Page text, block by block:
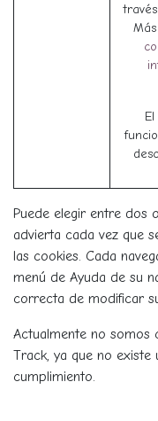
Puede elegir entre dos
advierta cada vez que
las cookies. Cada
menú de Ayuda de su
correcta de modificar
Actualmente no somos
Track, ya que no
cumplimiento.